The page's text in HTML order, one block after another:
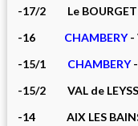
-17/2 Le BOURGET
-16
CHAMBERY-
-15/1 CHAMBERY-
-15/2 VAL de
-14 AIX LES